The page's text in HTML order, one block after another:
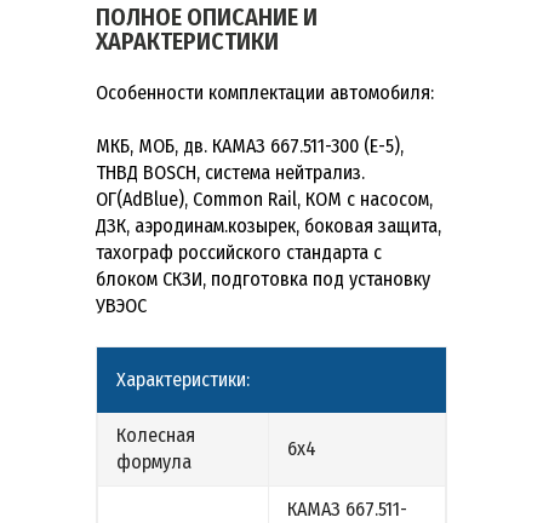
ПОЛНОЕ ОПИСАНИЕ И
ХАРАКТЕРИСТИКИ
Особенности комплектации автомобиля:
МКБ, МОБ, дв. КАМАЗ 667.511-300 (Е-5),
ТНВД BOSCH, система нейтрализ.
ОГ(AdBlue), Common Rail, КОМ с насосом,
ДЗК, аэродинам.козырек, боковая защита,
тахограф российского стандарта с
блоком СКЗИ, подготовка под установку
УВЭОС
Характеристики:
Колесная
формула
6х4
КАМАЗ 667.511-